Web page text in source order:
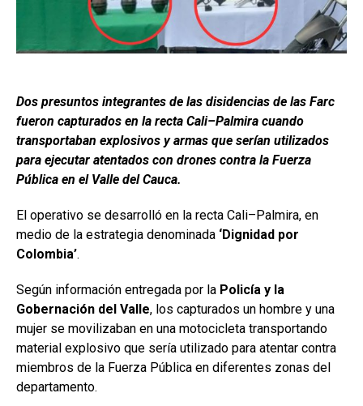
Dos presuntos integrantes de las disidencias de las Farc
fueron capturados en la recta Cali–Palmira cuando
transportaban explosivos y armas que serían utilizados
para ejecutar atentados con drones contra la Fuerza
Pública en el Valle del Cauca.
El operativo se desarrolló en la recta Cali–Palmira, en
medio de la estrategia denominada ‘Dignidad por
Colombia’.
Según información entregada por la Policía y la
Gobernación del Valle, los capturados un hombre y una
mujer se movilizaban en una motocicleta transportando
material explosivo que sería utilizado para atentar contra
miembros de la Fuerza Pública en diferentes zonas del
departamento.